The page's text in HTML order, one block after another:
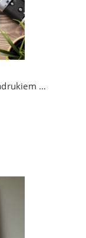
Podkładka pod mysz Labrador z nadrukiem Origami